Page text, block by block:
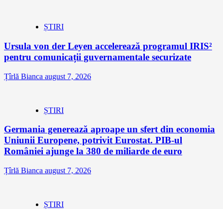
ȘTIRI
Ursula von der Leyen accelerează programul IRIS²
pentru comunicații guvernamentale securizate
Țîrlă Bianca august 7, 2026
ȘTIRI
Germania generează aproape un sfert din economia
Uniunii Europene, potrivit Eurostat. PIB-ul
României ajunge la 380 de miliarde de euro
Țîrlă Bianca august 7, 2026
ȘTIRI